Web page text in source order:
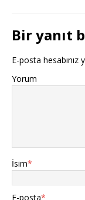
Bir yanıt
E-posta hesabınız
Yorum
İsim*
E-posta*